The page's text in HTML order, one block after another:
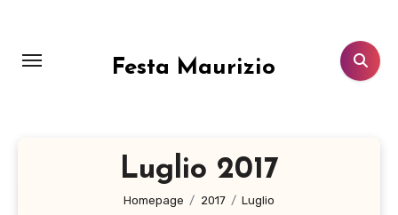
contenuto
Festa Maurizio
Luglio 2017
Homepage 2017 Luglio